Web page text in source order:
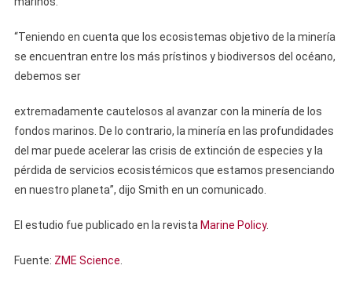
“Teniendo en cuenta que los ecosistemas objetivo de la minería
se encuentran entre los más prístinos y biodiversos del océano,
debemos ser
extremadamente cautelosos al avanzar con la minería de los
fondos marinos. De lo contrario, la minería en las profundidades
del mar puede acelerar las crisis de extinción de especies y la
pérdida de servicios ecosistémicos que estamos presenciando
en nuestro planeta”, dijo Smith en un comunicado.
El estudio fue publicado en la revista Marine Policy.
Fuente: ZME Science